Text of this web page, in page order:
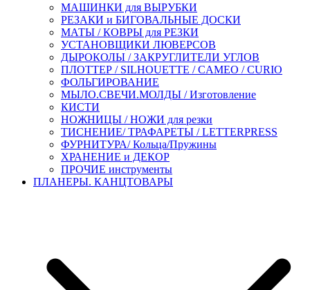
МАШИНКИ для ВЫРУБКИ
РЕЗАКИ и БИГОВАЛЬНЫЕ ДОСКИ
МАТЫ / КОВРЫ для РЕЗКИ
УСТАНОВЩИКИ ЛЮВЕРСОВ
ДЫРОКОЛЫ / ЗАКРУГЛИТЕЛИ УГЛОВ
ПЛОТТЕР / SILHOUETTE / CAMEO / CURIO
ФОЛЬГИРОВАНИЕ
МЫЛО.СВЕЧИ.МОЛДЫ / Изготовление
КИСТИ
НОЖНИЦЫ / НОЖИ для резки
ТИСНЕНИЕ/ ТРАФАРЕТЫ / LETTERPRESS
ФУРНИТУРА/ Кольца/Пружины
ХРАНЕНИЕ и ДЕКОР
ПРОЧИЕ инструменты
ПЛАНЕРЫ. КАНЦТОВАРЫ